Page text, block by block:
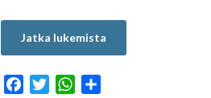
Jatka lukemista
W